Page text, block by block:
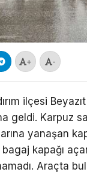
+ -
ilçesi
geldi. Karpuz
yanaşan
kapağı
Araçta